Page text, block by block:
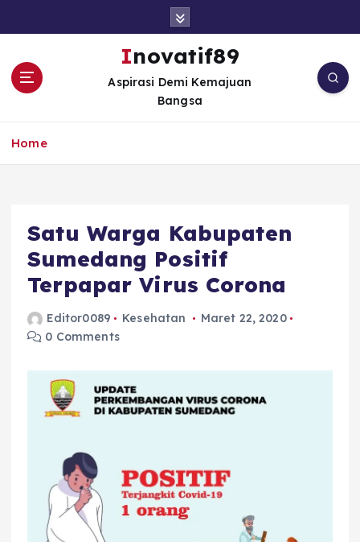
Inovatif89
Aspirasi Demi Kemajuan
Bangsa
Home
Satu Warga Kabupaten
Sumedang Positif
Terpapar Virus Corona
Editor0089 Kesehatan
Maret 22, 2020
0 Comments